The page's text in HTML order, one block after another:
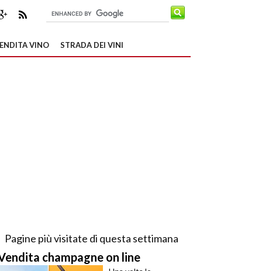
VINO STRADA DEI VINI
Pagine più visitate di questa settimana
champagne on line